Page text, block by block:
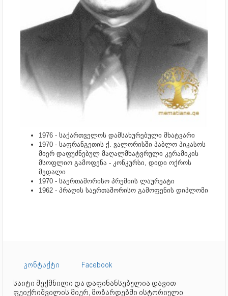
1976 - საქართველოს დამსახურებული მხატვარი
1970 - საფრანგეთის ქ. ვალორისში პაბლო პიკასოს
მიერ დაფუძნებულ მაღალმხატვრული კერამიკის
მსოფლიო გამოფენა - კონკურსი, დიდი ოქროს
მედალი
1970 - საერთაშორისო პრემიის ლაურეატი
1962 - პრაღის საერთაშორისო გამოფენის დიპლომი
კონტაქტი
Facebook
საიტი შექმნილი და დაფინანსებულია დავით
ფეიქრიშვილის მიერ, მოზარდებში ისტორიული